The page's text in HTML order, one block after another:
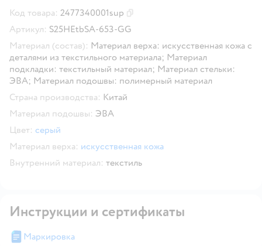
Код товара: 2477340001sup
Артикул: S25HEtbSA-653-GG
Материал (состав): Материал верха: искусственная кожа с
деталями из текстильного материала; Материал
подкладки: текстильный материал; Материал стельки:
ЭВА; Материал подошвы: полимерный материал
Страна производства: Китай
Материал подошвы: ЭВА
Цвет: серый
Материал верха: искусственная кожа
Внутренний материал: текстиль
Инструкции и сертификаты
Маркировка